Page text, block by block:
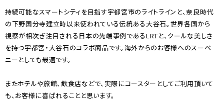
持続可能なスマートシティを目指す宇都宮市のライトラインと、奈良時代
の下野国分寺建立時以来使われている伝統ある大谷石。世界各国から
視察が相次ぎ注目される日本の先端事例であるLRTと、クールな美しさ
を持つ宇都宮・大谷石のコラボ商品です。海外からのお客様へのスーベ
ニーとしても最適です。
またホテルや旅館、飲食店などで、実際にコースターとしてご利用頂いて
も、お客様に喜ばれることと思います。